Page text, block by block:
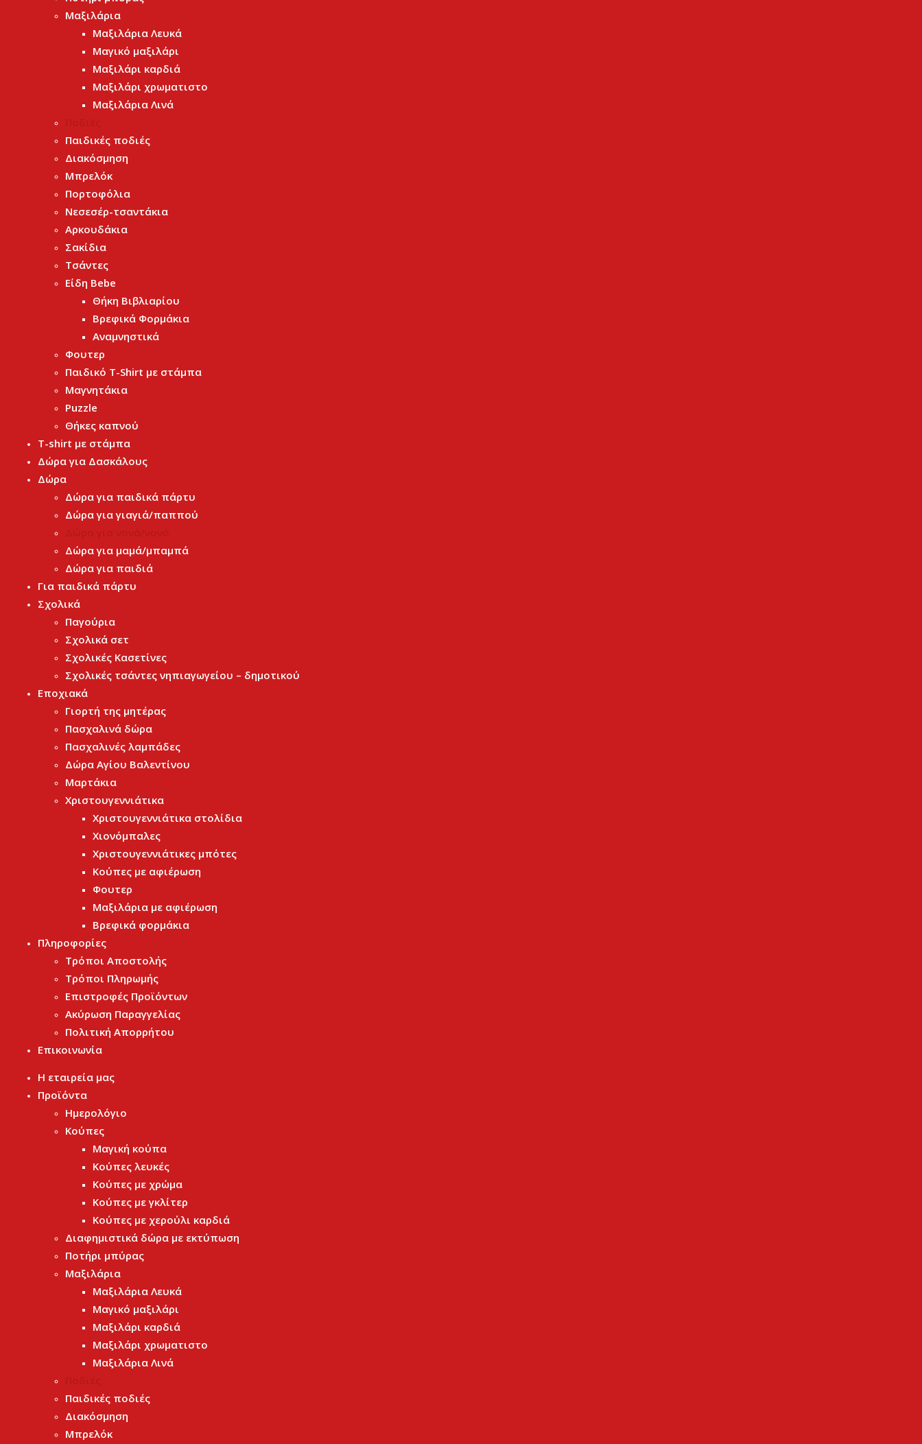
Μαξιλάρια
Μαξιλάρια Λευκά
Μαγικό μαξιλάρι
Μαξιλάρι καρδιά
Μαξιλάρι χρωματιστο
Μαξιλάρια Λινά
Παιδικές ποδιές
Διακόσμηση
Μπρελόκ
Πορτοφόλια
Νεσεσέρ-τσαντάκια
Αρκουδάκια
Σακίδια
Τσάντες
Είδη Bebe
Θήκη Βιβλιαρίου
Βρεφικά Φορμάκια
Αναμνηστικά
Φουτερ
Παιδικό T-Shirt με στάμπα
Μαγνητάκια
Puzzle
Θήκες καπνού
T-shirt με στάμπα
Δώρα για Δασκάλους
Δώρα
Δώρα για παιδικά πάρτυ
Δώρα για γιαγιά/παππού
Δώρα για μαμά/μπαμπά
Δώρα για παιδιά
Για παιδικά πάρτυ
Σχολικά
Παγούρια
Σχολικά σετ
Σχολικές Κασετίνες
Σχολικές τσάντες νηπιαγωγείου – δημοτικού
Εποχιακά
Γιορτή της μητέρας
Πασχαλινά δώρα
Πασχαλινές λαμπάδες
Δώρα Αγίου Βαλεντίνου
Μαρτάκια
Χριστουγεννιάτικα
Χριστουγεννιάτικα στολίδια
Χιονόμπαλες
Χριστουγεννιάτικες μπότες
Κούπες με αφιέρωση
Φουτερ
Μαξιλάρια με αφιέρωση
Βρεφικά φορμάκια
Πληροφορίες
Τρόποι Αποστολής
Τρόποι Πληρωμής
Επιστροφές Προϊόντων
Ακύρωση Παραγγελίας
Πολιτική Απορρήτου
Επικοινωνία
Η εταιρεία μας
Προϊόντα
Ημερολόγιο
Κούπες
Μαγική κούπα
Κούπες λευκές
Κούπες με χρώμα
Κούπες με γκλίτερ
Κούπες με χερούλι καρδιά
Διαφημιστικά δώρα με εκτύπωση
Ποτήρι μπύρας
Μαξιλάρια
Μαξιλάρια Λευκά
Μαγικό μαξιλάρι
Μαξιλάρι καρδιά
Μαξιλάρι χρωματιστο
Μαξιλάρια Λινά
Παιδικές ποδιές
Διακόσμηση
Μπρελόκ